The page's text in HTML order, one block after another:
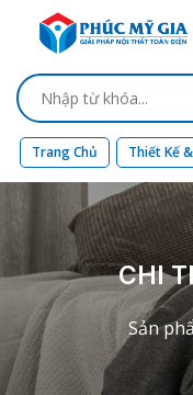
Trang Chủ Thiết Kế
CHI
Sản